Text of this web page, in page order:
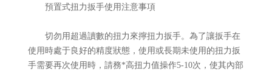
預置式扭力扳手使用注意事項
切勿用超過讀數的扭力來擰扭力扳手。為了讓扳手在
使用時處于良好的精度狀態，使用或長期未使用的扭力扳
手需要再次使用時，請務*高扭力值操作5-10次，使其內部